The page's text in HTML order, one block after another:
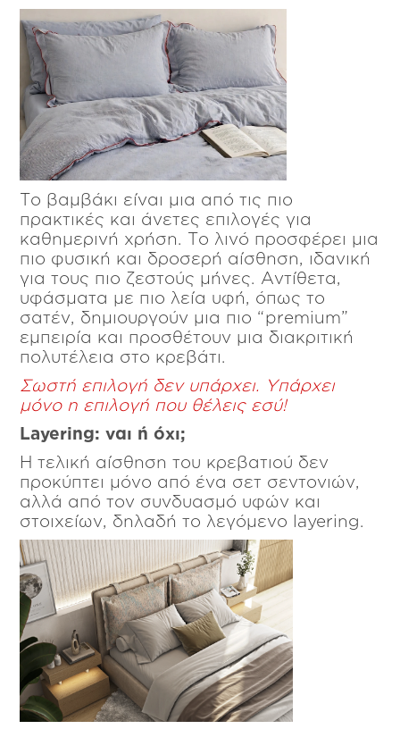
Το βαμβάκι είναι μια από τις πιο
πρακτικές και άνετες επιλογές για
καθημερινή χρήση. Το λινό προσφέρει μια
πιο φυσική και δροσερή αίσθηση, ιδανική
για τους πιο ζεστούς μήνες. Αντίθετα,
υφάσματα με πιο λεία υφή, όπως το
σατέν, δημιουργούν μια πιο “premium”
εμπειρία και προσθέτουν μια διακριτική
πολυτέλεια στο κρεβάτι.
Σωστή επιλογή δεν υπάρχει. Υπάρχει
μόνο η επιλογή που θέλεις εσύ!
Layering: ναι ή όχι;
Η τελική αίσθηση του κρεβατιού δεν
προκύπτει μόνο από ένα σετ σεντονιών,
αλλά από τον συνδυασμό υφών και
στοιχείων, δηλαδή το λεγόμενο layering.